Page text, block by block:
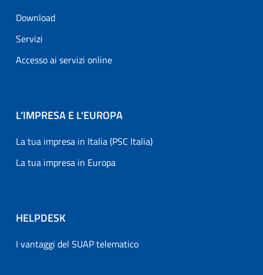
Download
Servizi
Accesso ai servizi online
L’IMPRESA E L'EUROPA
La tua impresa in Italia (PSC Italia)
La tua impresa in Europa
HELPDESK
I vantaggi del SUAP telematico